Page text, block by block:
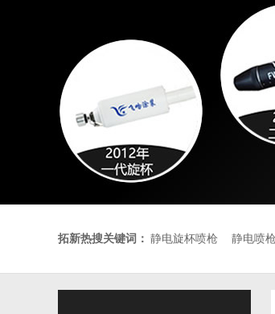
拓新热搜关键词： 静电旋杯喷枪 静电喷